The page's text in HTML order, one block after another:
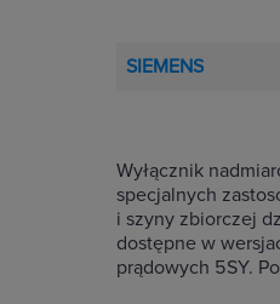
SIEMENS
Wyłącznik
specjalnych
i szyny zbiorczej
dostępne w
prądowych 5SY.